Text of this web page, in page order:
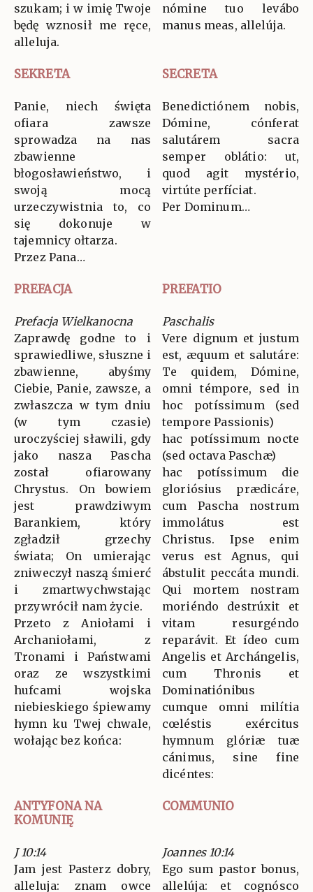
szukam; i w imię Twoje
będę wznosił me ręce,
alleluja.
nómine tuo levábo
manus meas, allelúja.
SEKRETA SECRETA
Panie, niech święta
ofiara zawsze
sprowadza na nas
zbawienne
błogosławieństwo, i
swoją mocą
urzeczywistnia to, co
się dokonuje w
tajemnicy ołtarza.
Przez Pana…
Benedictiónem nobis,
Dómine, cónferat
salutárem sacra
semper oblátio: ut,
quod agit mystério,
virtúte perfíciat.
Per Dominum…
PREFACJA PREFATIO
Prefacja Wielkanocna
Zaprawdę godne to i
sprawiedliwe, słuszne i
zbawienne, abyśmy
Ciebie, Panie, zawsze, a
zwłaszcza w tym dniu
(w tym czasie)
uroczyściej sławili, gdy
jako nasza Pascha
został ofiarowany
Chrystus. On bowiem
jest prawdziwym
Barankiem, który
zgładził grzechy
świata; On umierając
zniweczył naszą śmierć
i zmartwychwstając
przywrócił nam życie.
Przeto z Aniołami i
Archaniołami, z
Tronami i Państwami
oraz ze wszystkimi
hufcami wojska
niebieskiego śpiewamy
hymn ku Twej chwale,
wołając bez końca:
Paschalis
Vere dignum et justum
est, æquum et salutáre:
Te quidem, Dómine,
omni témpore, sed in
hoc potíssimum (sed
tempore Passionis)
hac potíssimum nocte
(sed octava Paschæ)
hac potíssimum die
gloriósius prædicáre,
cum Pascha nostrum
immolátus est
Christus. Ipse enim
verus est Agnus, qui
ábstulit peccáta mundi.
Qui mortem nostram
moriéndo destrúxit et
vitam resurgéndo
reparávit. Et ídeo cum
Angelis et Archángelis,
cum Thronis et
Dominatiónibus
cumque omni milítia
cœléstis exércitus
hymnum glóriæ tuæ
cánimus, sine fine
dicéntes:
ANTYFONA NA
KOMUNIĘ
COMMUNIO
J 10:14
Jam jest Pasterz dobry,
alleluja: znam owce
Joannes 10:14
Ego sum pastor bonus,
allelúja: et cognósco